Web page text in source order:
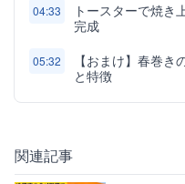
04:33
トースターで焼き
完成
05:32
【おまけ】春巻
と特徴
関連記事